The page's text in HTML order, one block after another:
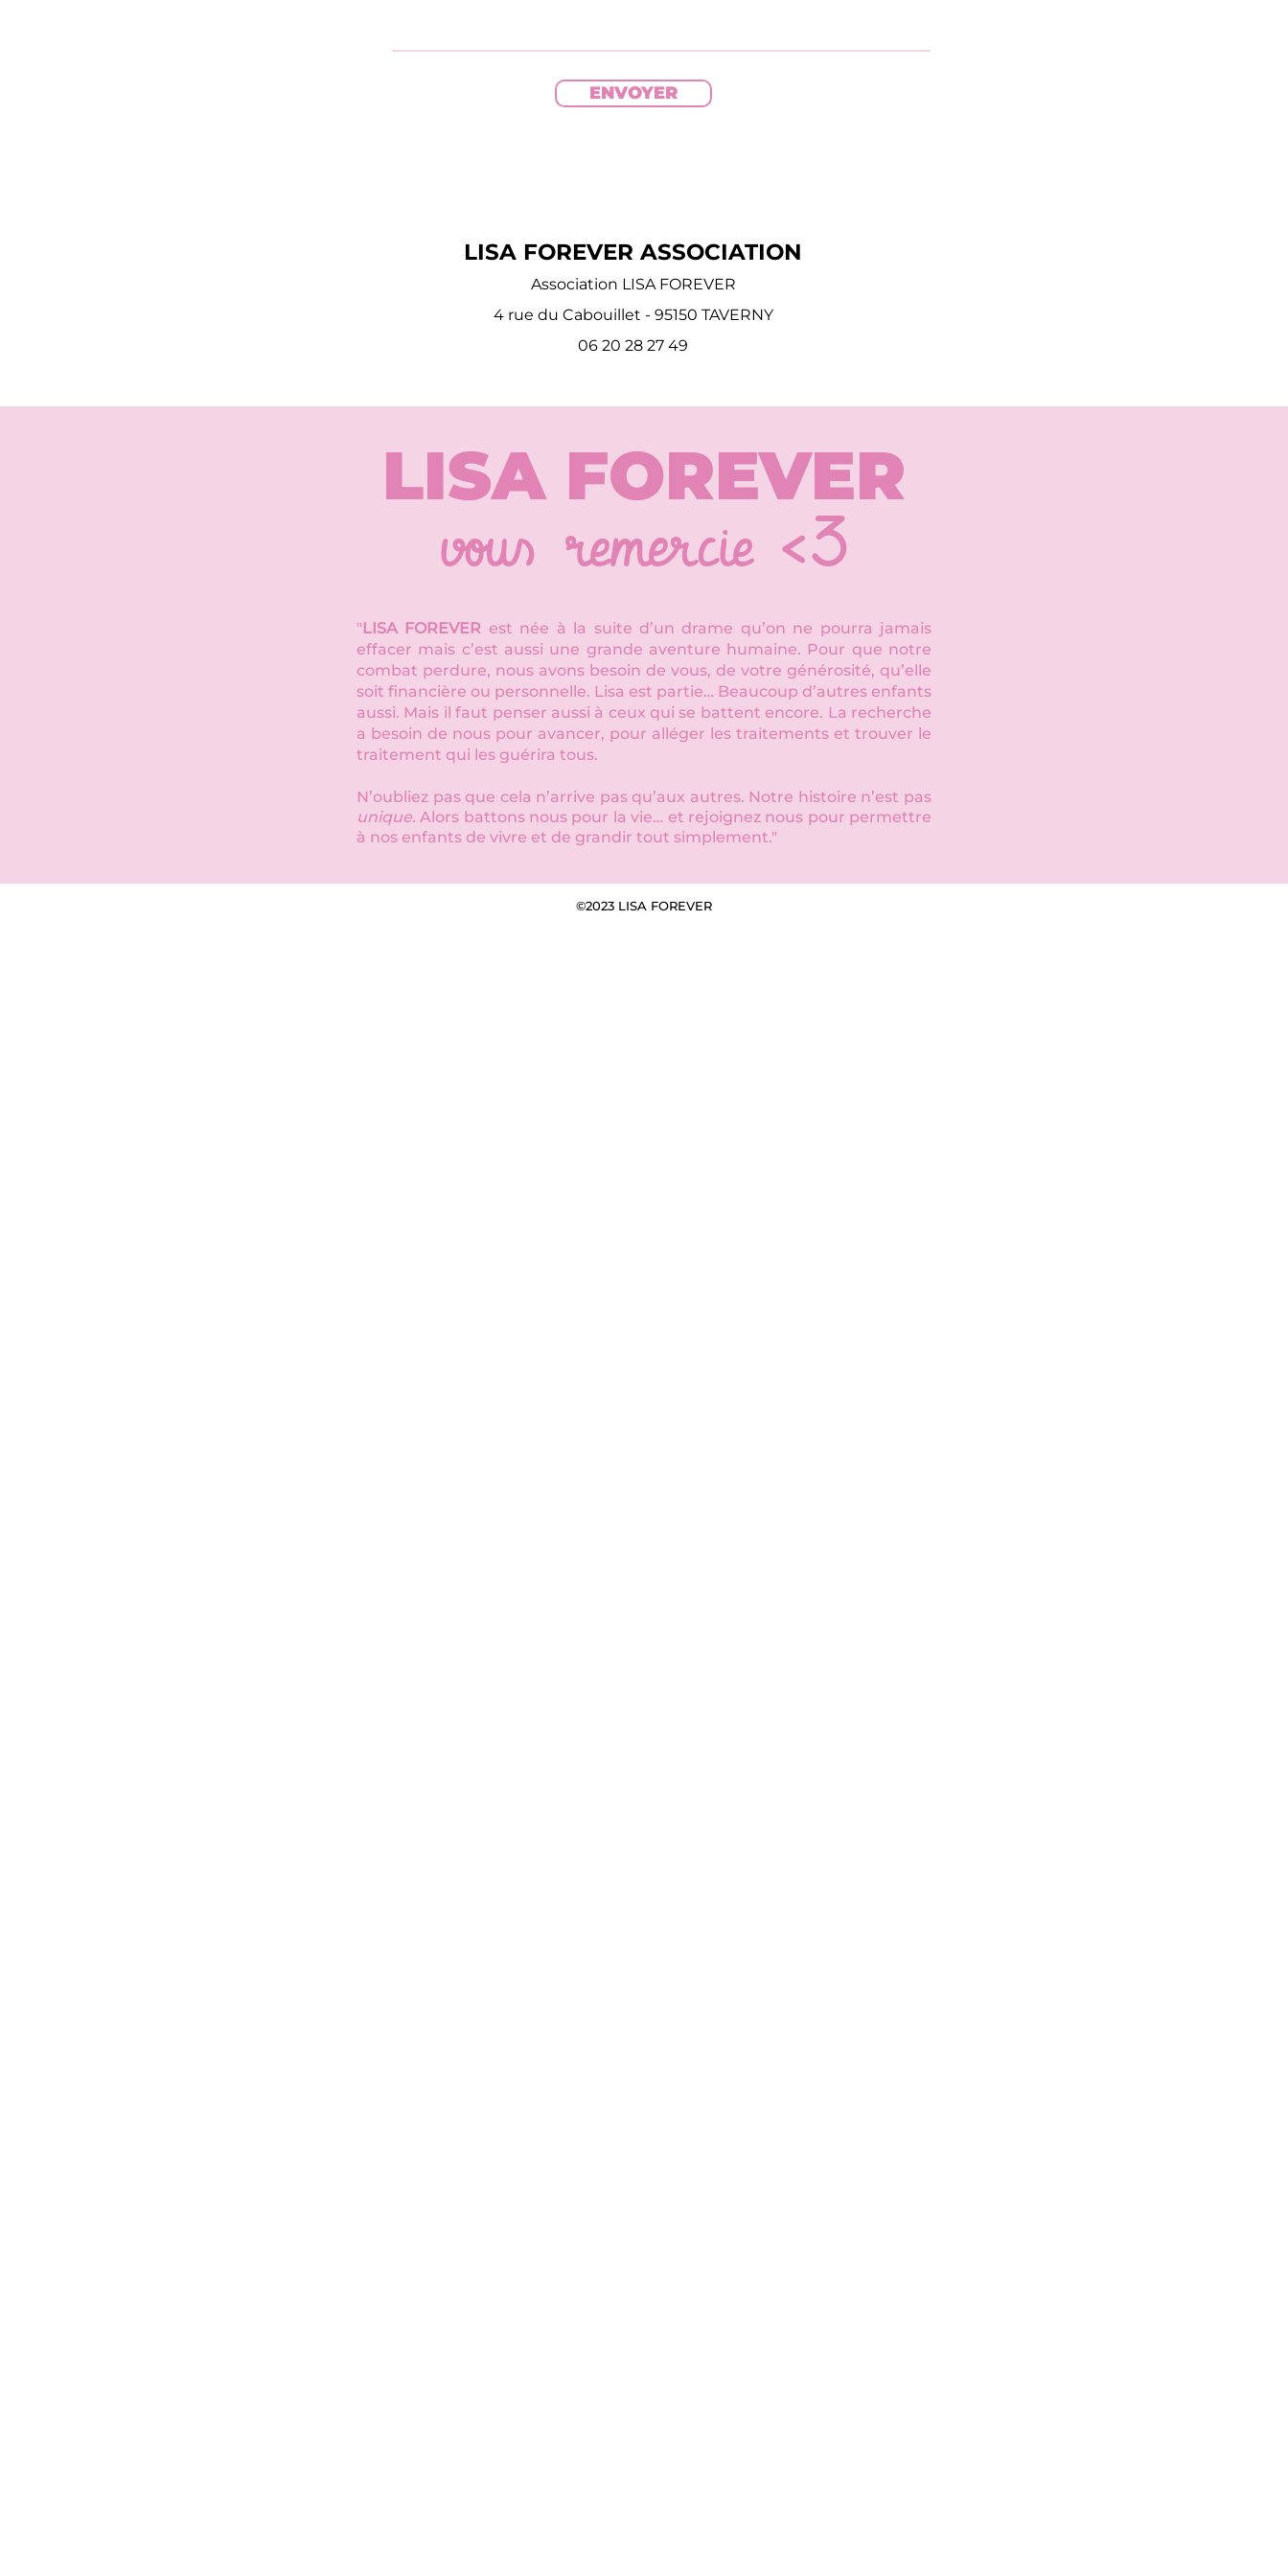
ENVOYER
LISA FOREVER ASSOCIATION
Association LISA FOREVER
4 rue du Cabouillet - 95150 TAVERNY
06 20 28 27 49
LISA FOREVER
vous remercie <3
"LISA FOREVER est née à la suite d’un drame qu’on ne pourra jamais
effacer mais c’est aussi une grande aventure humaine. Pour que notre
combat perdure, nous avons besoin de vous, de votre générosité, qu’elle
soit financière ou personnelle. Lisa est partie… Beaucoup d’autres enfants
aussi. Mais il faut penser aussi à ceux qui se battent encore. La recherche
a besoin de nous pour avancer, pour alléger les traitements et trouver le
traitement qui les guérira tous.
N’oubliez pas que cela n’arrive pas qu’aux autres. Notre histoire n’est pas
unique. Alors battons nous pour la vie… et rejoignez nous pour permettre
à nos enfants de vivre et de grandir tout simplement."
©2023 LISA FOREVER